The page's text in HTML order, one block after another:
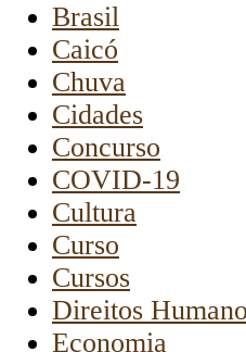
Brasil
Caicó
Chuva
Cidades
Concurso
COVID-19
Cultura
Curso
Cursos
Direitos
Economia